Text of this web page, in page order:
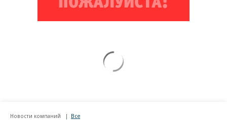
Новости компаний Все